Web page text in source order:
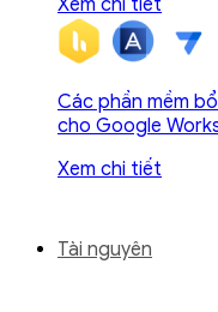
Xem chi tiết
Các phần mềm
cho Google
Xem chi tiết
Tài nguyên